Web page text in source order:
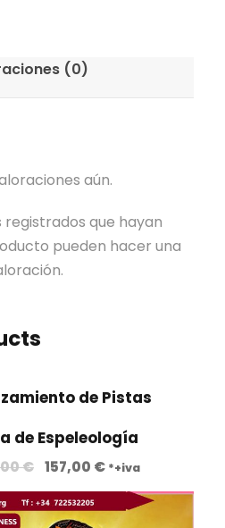
(0)
aún.
registrados que hayan
pueden hacer una
de Pistas
de Espeleología
€ E
l
p
157,00 €E
l
p
*+iva